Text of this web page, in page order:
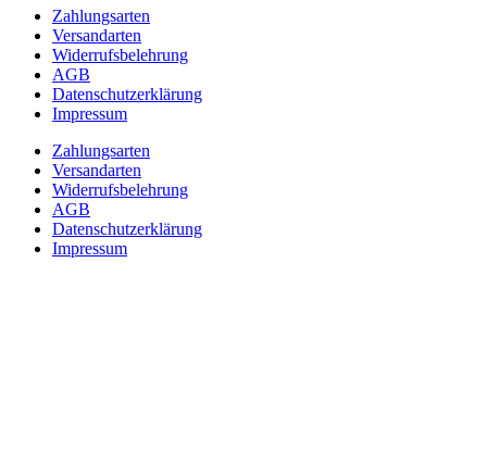
Zahlungsarten
Versandarten
Widerrufsbelehrung
AGB
Datenschutzerklärung
Impressum
Zahlungsarten
Versandarten
Widerrufsbelehrung
AGB
Datenschutzerklärung
Impressum